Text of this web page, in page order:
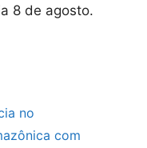
8 de agosto.
no
com